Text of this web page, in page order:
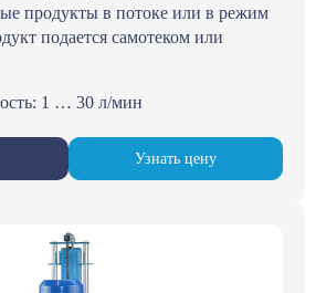
продукты в потоке или в режим
подается самотеком или
1 … 30 л/мин
Узнать цену